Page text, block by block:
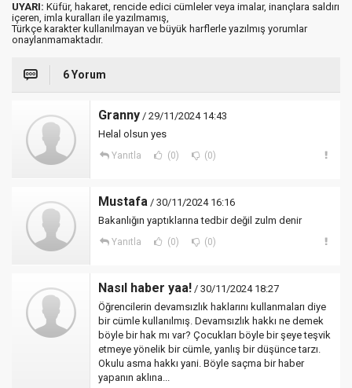
UYARI: Küfür, hakaret, rencide edici cümleler veya imalar, inançlara saldırı
içeren, imla kuralları ile yazılmamış,
Türkçe karakter kullanılmayan ve büyük harflerle yazılmış yorumlar
onaylanmamaktadır.
6 Yorum
Granny / 29/11/2024 14:43
Helal olsun yes
Yanıtla (0) (0)
Mustafa / 30/11/2024 16:16
Bakanlığın yaptıklarına tedbir değil zulm denir
Yanıtla (0) (0)
Nasıl haber yaa! / 30/11/2024 18:27
Öğrencilerin devamsızlık haklarını kullanmaları diye
bir cümle kullanılmış. Devamsızlık hakkı ne demek
böyle bir hak mı var? Çocukları böyle bir şeye teşvik
etmeye yönelik bir cümle, yanlış bir düşünce tarzı.
Okulu asma hakkı yani. Böyle saçma bir haber
yapanın aklına...